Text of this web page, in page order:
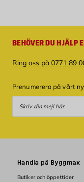
BEHÖVER DU HJÄLP
Ring oss på 0771 89
Prenumerera på vårt
Handla på Byggmax
Butiker och öppettider